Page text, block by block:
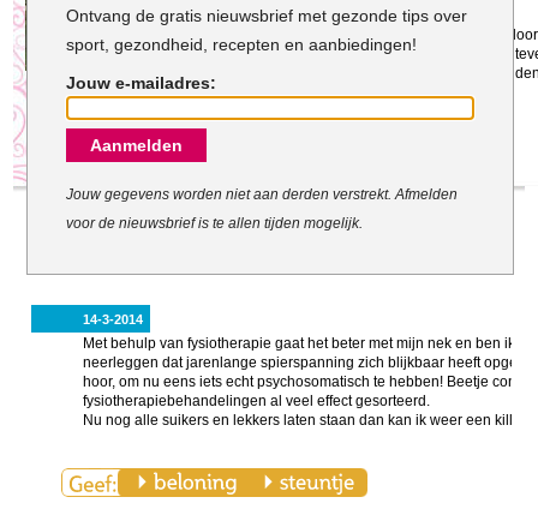
Gestart met mijn doel: 27-12-2013
Ik wil heel graag actief en sportend
momenteel veel te zwaar om 20 kilo
slijten,terwijl ze nog 50 jaar mee
14-3-2014
Met behulp van fysiotherapie gaat het beter met mijn nek en ben ik
neerleggen dat jarenlange spierspanning zich blijkbaar heeft
hoor, om nu eens iets echt psychosomatisch te hebben! Beetje
fysiotherapiebehandelingen al veel effect gesorteerd.
Nu nog alle suikers en lekkers laten staan dan kan ik weer een
SERVICE
Inloggen
Contact- en adresgegevens
Levertijd, retourneren, ruilen
Ontvang de gratis nieuwsbrief met gezonde tips over
sport, gezondheid, recepten en aanbiedingen!
Jouw e-mailadres:
Aanmelden
Jouw gegevens worden niet aan derden verstrekt. Afmelden
voor de nieuwsbrief is te allen tijden mogelijk.